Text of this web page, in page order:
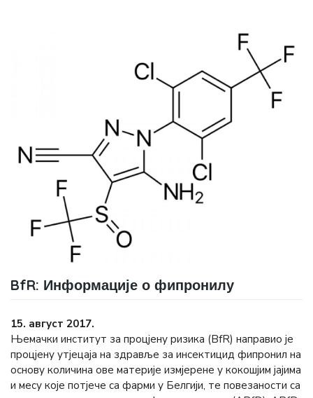
BfR: Информације о фипронилу
15. август 2017.
Њемачки институт за процјену ризика (BfR) направио је
процјену утјецаја на здравље за инсектицид фипронил на
основу количина ове материје измјерене у кокошјим јајима
и месу које потјече са фарми у Белгији, те повезаности са